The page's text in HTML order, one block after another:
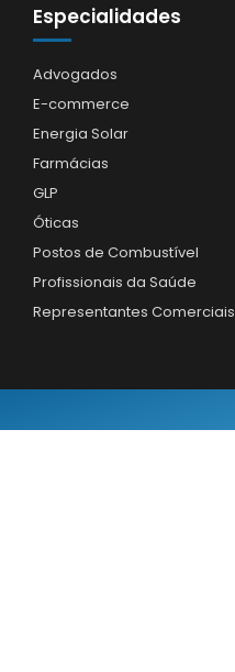
Especialidades
Advogados
E-commerce
Energia Solar
Farmácias
GLP
Óticas
Postos de Combustível
Profissionais da Saúde
Representantes Comerciais